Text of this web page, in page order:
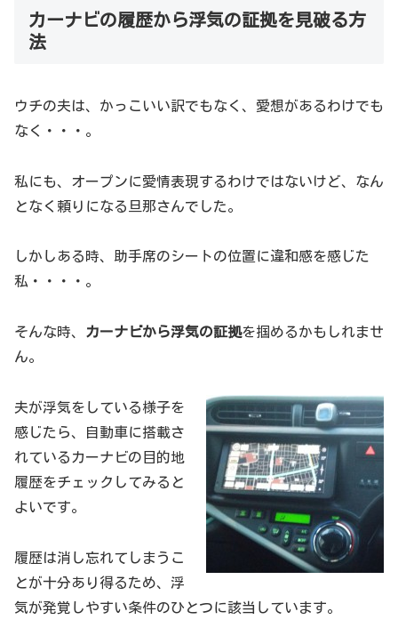
カーナビの履歴から浮気の証拠を見破る方
法
ウチの夫は、かっこいい訳でもなく、愛想があるわけでも
なく・・・。
私にも、オープンに愛情表現するわけではないけど、なん
となく頼りになる旦那さんでした。
しかしある時、助手席のシートの位置に違和感を感じた
私・・・・。
そんな時、 カーナビから浮気の証拠を掴めるかもしれませ
ん。
夫が浮気をしている様子を
感じたら、自動車に搭載さ
れているカーナビの目的地
履歴をチェックしてみると
よいです。
履歴は消し忘れてしまうこ
とが十分あり得るため、浮
気が発覚しやすい条件のひとつに該当しています。